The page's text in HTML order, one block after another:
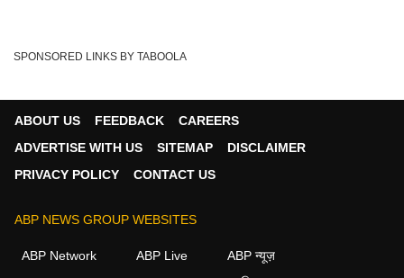
Tags : Pench Tiger Reserve
SPONSORED LINKS BY TABOOLA
ABOUT US FEEDBACK
CAREERS
ADVERTISE WITH US
SITEMAP
DISCLAIMER
PRIVACY POLICY
CONTACT US
ABP NEWS GROUP WEBSITES
ABP Network ABP Live
ABP न्यूज़